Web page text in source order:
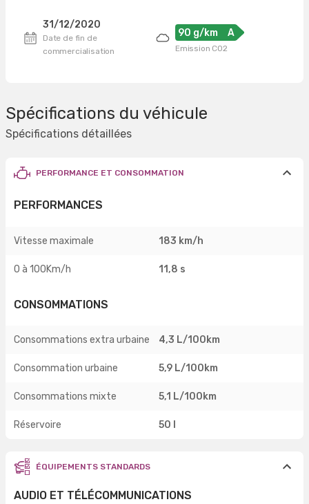
31/12/2020
Date de fin de
commercialisation
90 g/km A
Emission CO2
Spécifications du véhicule
Spécifications détaillées
PERFORMANCE ET CONSOMMATION
PERFORMANCES
Vitesse maximale 183 km/h
0 à 100Km/h 11,8 s
CONSOMMATIONS
Consommations extra urbaine 4,3 L/100km
Consommation urbaine 5,9 L/100km
Consommations mixte 5,1 L/100km
Réservoire 50 l
ÉQUIPEMENTS STANDARDS
AUDIO ET TÉLÉCOMMUNICATIONS